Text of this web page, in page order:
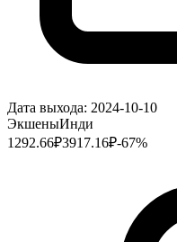
Дата выхода: 2024-10-10
ЭкшеныИнди
1292.66₽3917.16₽-67%